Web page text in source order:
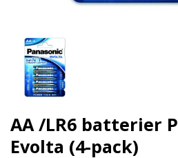
AA /LR6 batterier
Evolta (4-pack)